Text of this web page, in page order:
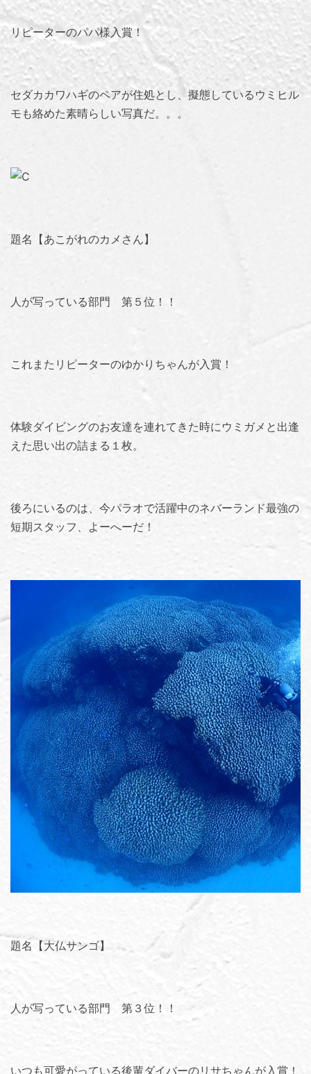
リピーターのパパ様入賞！
セダカカワハギのペアが住処とし、擬態しているウミヒル
モも絡めた素晴らしい写真だ。。。
題名【あこがれのカメさん】
人が写っている部門 第５位！！
これまたリピーターのゆかりちゃんが入賞！
体験ダイビングのお友達を連れてきた時にウミガメと出逢
えた思い出の詰まる１枚。
後ろにいるのは、今パラオで活躍中のネバーランド最強の
短期スタッフ、よーへーだ！
題名【大仏サンゴ】
人が写っている部門 第３位！！
いつも可愛がっている後輩ダイバーのリサちゃんが入賞！